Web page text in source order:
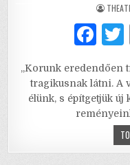
F
c
e
b
„Korunk eredendően
tragikusnak látni. A
élünk, s építgetjük új